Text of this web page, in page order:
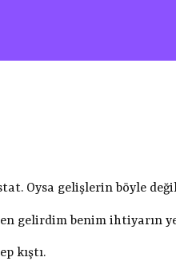
Oysa gelişlerin böyle
gelirdim benim ihtiyarın
kıştı.